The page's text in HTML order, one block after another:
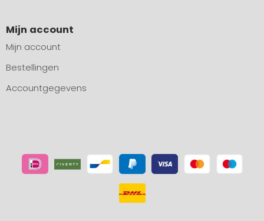
Mijn account
Mijn account
Bestellingen
Accountgegevens